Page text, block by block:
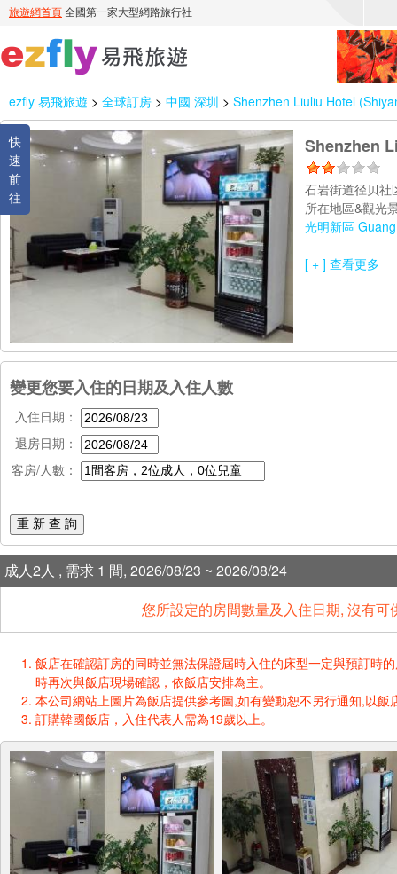
ezfly 易飛旅遊 > 全球訂房 > 中國 深圳 > Shenzhen Liuliu Hotel
快
速
前
往
Shenzhen
石岩街道径贝
所在地區&觀光
光明新區
[ + ] 查看更多
變更您要入住的日期及入住人數
入住日期：
退房日期：
客房/人數：
重 新 查 詢
成人2人 , 需求 1 間, 2026/08/23 ~ 2026/08/24
您所設定的房間數量及入住日期, 沒有
飯店在確認訂房的同時並無法保證屆時入住的床型一定與預訂時
時再次與飯店現場確認，依飯店安排為主。
本公司網站上圖片為飯店提供參考圖,如有變動恕不另行通知,以飯
訂購韓國飯店，入住代表人需為19歲以上。